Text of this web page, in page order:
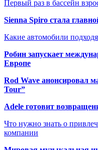
Первый раз в бассейн
Sienna Spiro стала
Какие автомобили
Робин запускает
Европе
Rod Wave анонсировал
Tour”
Adele готовит
Что нужно знать о
компании